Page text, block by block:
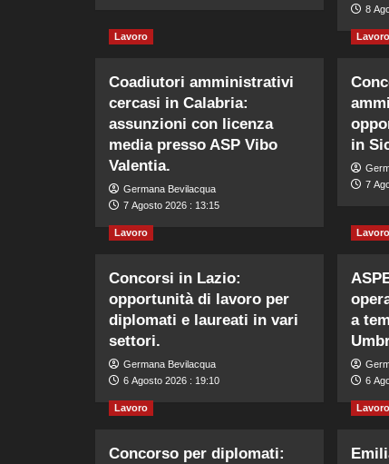
8
Lavoro
Coadiutori amministrativi
cercasi in Calabria:
assunzioni con licenza
media presso ASP Vibo
Valentia.
Germana Bevilacqua
7 Agosto 2026 : 13:15
Lavoro
in
7
Lavoro
Concorsi in Lazio:
opportunità di lavoro per
diplomati e laureati in vari
settori.
Germana Bevilacqua
6 Agosto 2026 : 19:10
Lavoro
a
6
Lavoro
Concorso per diplomati:
Lavoro